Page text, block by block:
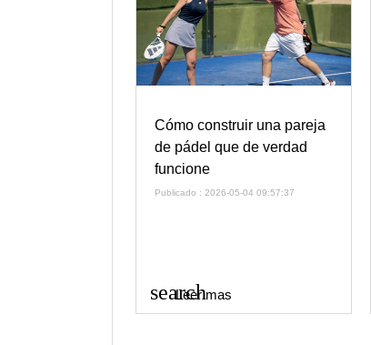
Cómo construir una pareja
de pádel que de verdad
funcione
Publicado : 2026-05-04 09:57:37
search
Leer mas